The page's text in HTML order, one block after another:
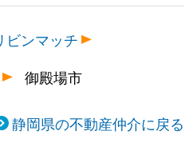
ビンマッチ
御殿場市
静岡県の不動産仲介に戻る